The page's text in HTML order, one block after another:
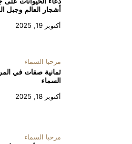
أشجار العالم وجبل
أكتوبر 19, 2025
مرحبا السماء
ثمانية صفات في
السماء
أكتوبر 18, 2025
مرحبا السماء